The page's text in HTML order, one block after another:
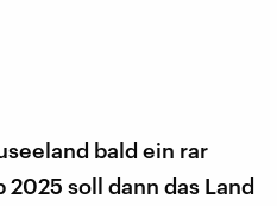
bald ein rar
soll dann das Land